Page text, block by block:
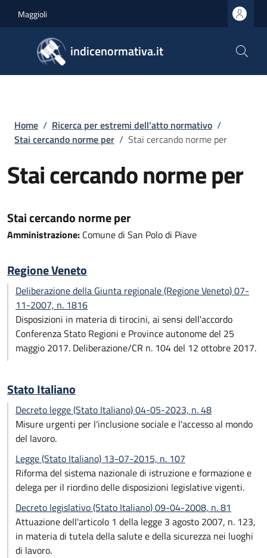
Maggioli
indicenormativa.it
Briciole di pane
Home / Ricerca per estremi dell'atto normativo /
Stai cercando norme per / Stai cercando norme per
Stai cercando norme per
Stai cercando norme per
Amministrazione: Comune di San Polo di Piave
Regione Veneto
Deliberazione della Giunta regionale (Regione Veneto) 07-
11-2007, n. 1816
Disposizioni in materia di tirocini, ai sensi dell'accordo
Conferenza Stato Regioni e Province autonome del 25
maggio 2017. Deliberazione/CR n. 104 del 12 ottobre 2017.
Stato Italiano
Decreto legge (Stato Italiano) 04-05-2023, n. 48
Misure urgenti per l'inclusione sociale e l'accesso al mondo
del lavoro.
Legge (Stato Italiano) 13-07-2015, n. 107
Riforma del sistema nazionale di istruzione e formazione e
delega per il riordino delle disposizioni legislative vigenti.
Decreto legislativo (Stato Italiano) 09-04-2008, n. 81
Attuazione dell'articolo 1 della legge 3 agosto 2007, n. 123,
in materia di tutela della salute e della sicurezza nei luoghi
di lavoro.